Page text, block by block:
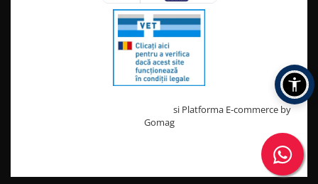
si Platforma E-commerce by
Gomag